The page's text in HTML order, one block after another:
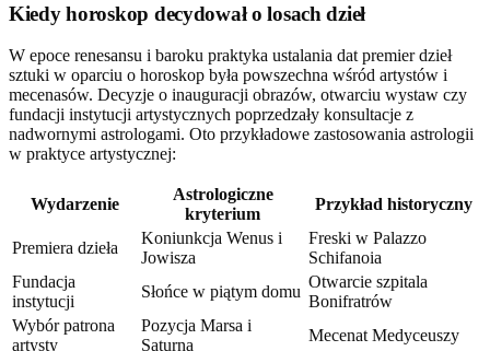
Kiedy horoskop decydował o losach dzieł
W epoce renesansu i baroku praktyka ustalania dat premier dzieł
sztuki w oparciu o horoskop była powszechna wśród artystów i
mecenasów. Decyzje o inauguracji obrazów, otwarciu wystaw czy
fundacji instytucji artystycznych poprzedzały konsultacje z
nadwornymi astrologami. Oto przykładowe zastosowania astrologii
w praktyce artystycznej:
Wydarzenie
Astrologiczne
kryterium
Przykład historyczny
Premiera dzieła
Koniunkcja Wenus i
Jowisza
Freski w Palazzo
Schifanoia
Fundacja
instytucji
Słońce w piątym domu
Otwarcie szpitala
Bonifratrów
Wybór patrona
artysty
Pozycja Marsa i
Saturna
Mecenat Medyceuszy